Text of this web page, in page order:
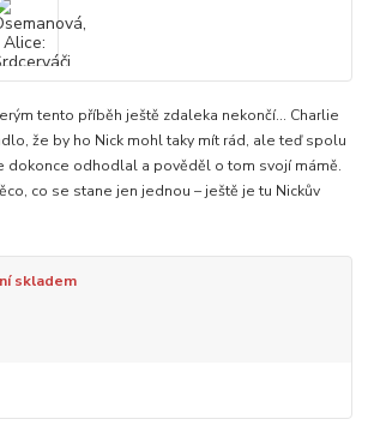
tento příběh ještě zdaleka nekončí... Charlie
že by ho Nick mohl taky mít rád, ale teď spolu
dokonce odhodlal a pověděl o tom svojí mámě.
co se stane jen jednou – ještě je tu Nickův
skladem